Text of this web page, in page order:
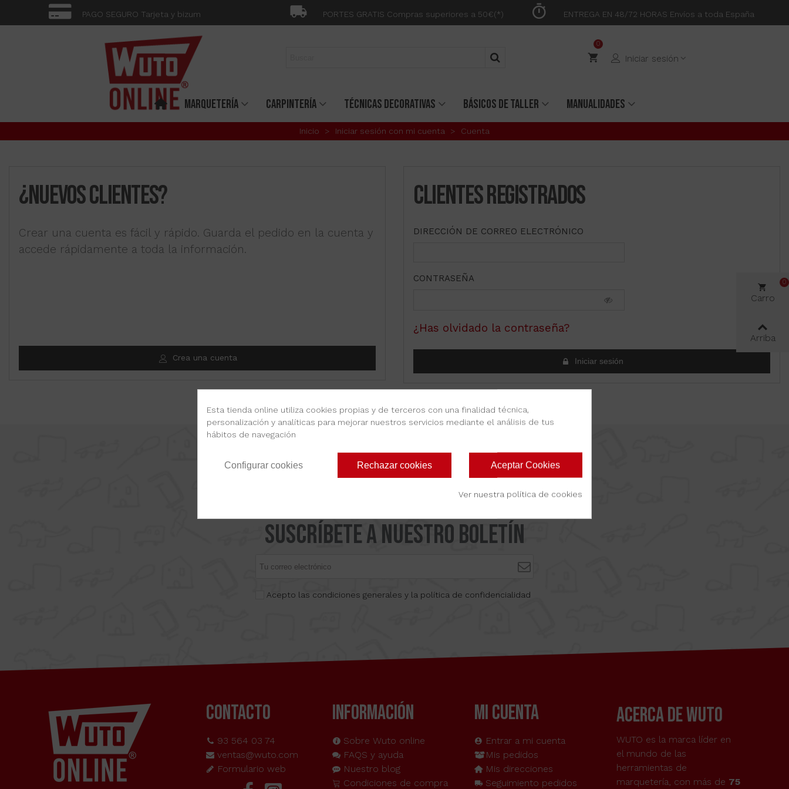
PAGO SEGURO Tarjeta y bizum PORTES GRATIS Compras superiores a 50€(*) ENTREGA EN 48/72 HORAS Envíos a toda España
0
Iniciar sesión
MARQUETERÍA CARPINTERÍA TÉCNICAS DECORATIVAS BÁSICOS DE TALLER MANUALIDADES
Inicio > Iniciar sesión con mi cuenta > Cuenta
¿NUEVOS CLIENTES?
Crear una cuenta es fácil y rápido. Guarda el pedido en la cuenta y
accede rápidamente a toda la información.
Crea una cuenta
CLIENTES REGISTRADOS
DIRECCIÓN DE CORREO ELECTRÓNICO
CONTRASEÑA
¿Has olvidado la contraseña?
Iniciar sesión
NEWSLETTER
Suscríbete a nuestro boletín
Acepto las condiciones generales y la política de confidencialidad
CONTACTO
93 564 03 74
ventas@wuto.com
Formulario web
INFORMACIÓN
Sobre Wuto online
FAQS y ayuda
Nuestro blog
Condiciones de compra
MI CUENTA
Entrar a mi cuenta
Mis pedidos
Mis direcciones
Seguimiento pedidos
acerca de wuto
WUTO es la marca líder en
el mundo de las
herramientas de
marquetería, con más de 75
Carro
0
Arriba
Esta tienda online utiliza cookies propias y de terceros con una finalidad técnica,
personalización y analíticas para mejorar nuestros servicios mediante el análisis de tus
hábitos de navegación
Aceptar Cookies
Rechazar cookies
Configurar cookies
Ver nuestra política de cookies